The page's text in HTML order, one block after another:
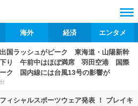
海外 経済 エンタメ
国ラッシュがピーク 東海道・山陽新幹
下り 午前中はほぼ満席 羽田空港 国際
ク 国内線には台風13号の影響が
ィシャルスポーツウェア発表 ！ ブレイキ